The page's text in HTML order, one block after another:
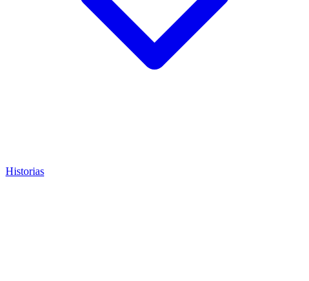
Historias